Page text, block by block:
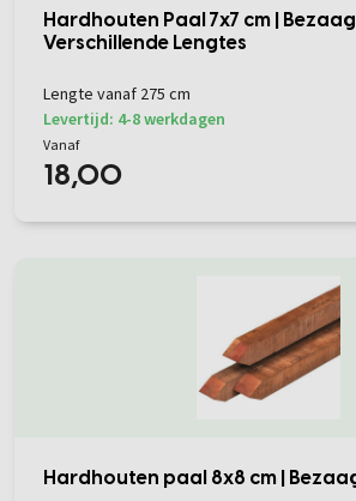
Hardhouten Paal 7x7 cm |
Verschillende Lengtes
Lengte vanaf 275 cm
Levertijd: 4-8 werkdagen
Vanaf
18,00
Hardhouten paal 8x8 cm |